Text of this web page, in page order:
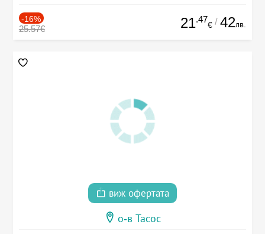
-16%
25.57€ 21.47
€ / 42лв.
виж офертата
о-в Тасос